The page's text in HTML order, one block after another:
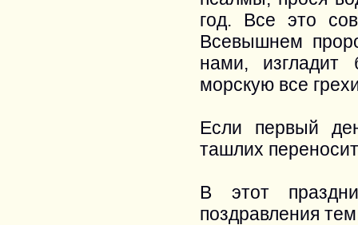
год. Все это
Всевышнем
нами, изгладит
морскую все
Если первый
ташлих
В этот
поздравления